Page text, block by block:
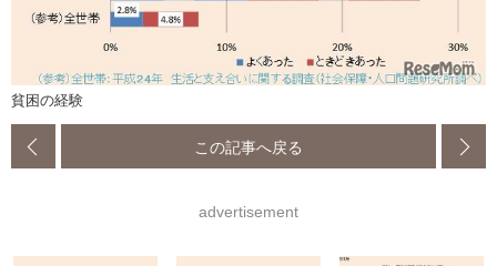
貧困の経験
この記事へ戻る
advertisement